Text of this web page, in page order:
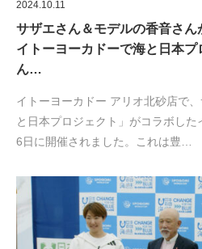
2024.10.11
サザエさん＆モデルの香音さん
イトーヨーカドーで海と日本プ
ん…
イトーヨーカドー アリオ北砂店で
と日本プロジェクト」がコラボした
6日に開催されました。これは豊…